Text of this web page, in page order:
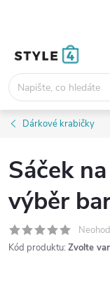
Dárkové krabičky
Sáček
výběr
Kód produktu: Zvolte